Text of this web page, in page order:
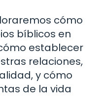
cómo
bíblicos en
establecer
relaciones,
y cómo
de la vida